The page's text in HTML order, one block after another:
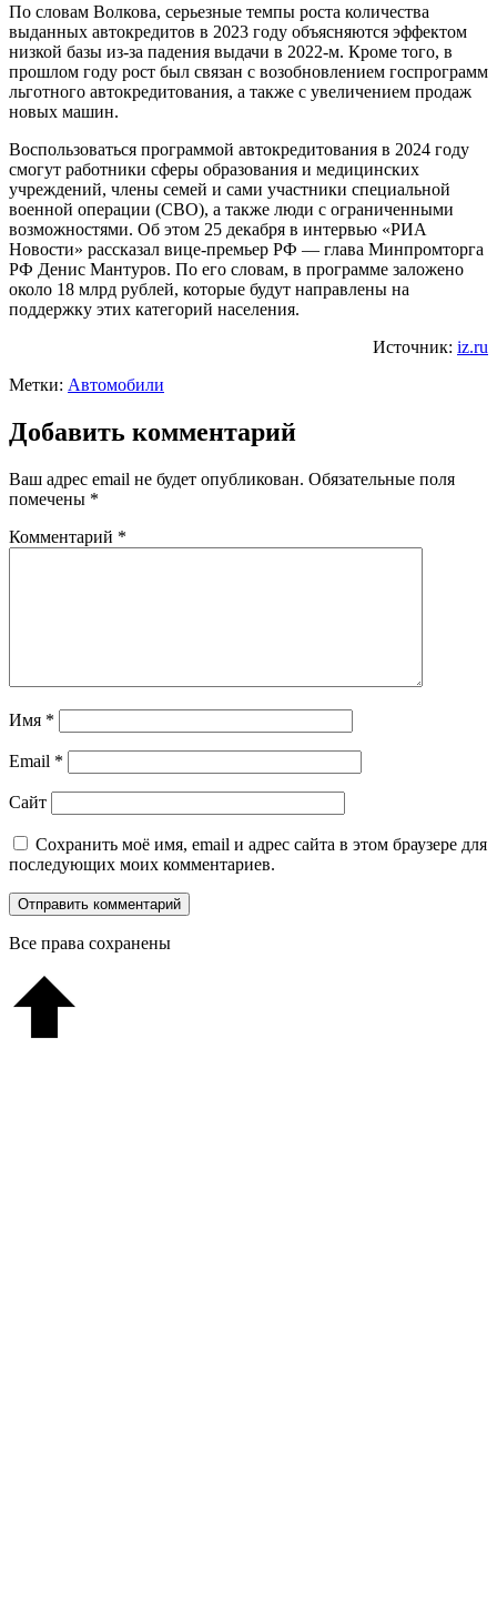
По словам Волкова, серьезные темпы роста количества
выданных автокредитов в 2023 году объясняются эффектом
низкой базы из-за падения выдачи в 2022-м. Кроме того, в
прошлом году рост был связан с возобновлением госпрограмм
льготного автокредитования, а также с увеличением продаж
новых машин.
Воспользоваться программой автокредитования в 2024 году
смогут работники сферы образования и медицинских
учреждений, члены семей и сами участники специальной
военной операции (СВО), а также люди с ограниченными
возможностями. Об этом 25 декабря в интервью «РИА
Новости» рассказал вице-премьер РФ — глава Минпромторга
РФ Денис Мантуров. По его словам, в программе заложено
около 18 млрд рублей, которые будут направлены на
поддержку этих категорий населения.
Источник: iz.ru
Метки: Автомобили
Добавить комментарий
Ваш адрес email не будет опубликован. Обязательные поля
помечены *
Комментарий *
Имя *
Email *
Сайт
Сохранить моё имя, email и адрес сайта в этом браузере для
последующих моих комментариев.
Все права сохранены